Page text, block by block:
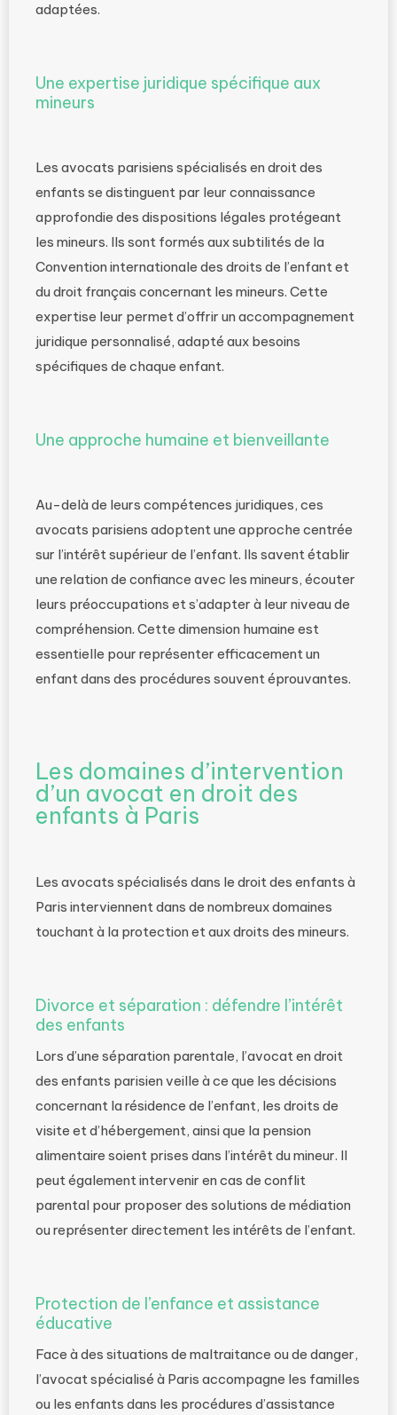
adaptées.
Une expertise juridique spécifique aux
mineurs
Les avocats parisiens spécialisés en droit des
enfants se distinguent par leur connaissance
approfondie des dispositions légales protégeant
les mineurs. Ils sont formés aux subtilités de la
Convention internationale des droits de l’enfant et
du droit français concernant les mineurs. Cette
expertise leur permet d’offrir un accompagnement
juridique personnalisé, adapté aux besoins
spécifiques de chaque enfant.
Une approche humaine et bienveillante
Au-delà de leurs compétences juridiques, ces
avocats parisiens adoptent une approche centrée
sur l’intérêt supérieur de l’enfant. Ils savent établir
une relation de confiance avec les mineurs, écouter
leurs préoccupations et s’adapter à leur niveau de
compréhension. Cette dimension humaine est
essentielle pour représenter efficacement un
enfant dans des procédures souvent éprouvantes.
Les domaines d’intervention
d’un avocat en droit des
enfants à Paris
Les avocats spécialisés dans le droit des enfants à
Paris interviennent dans de nombreux domaines
touchant à la protection et aux droits des mineurs.
Divorce et séparation : défendre l’intérêt
des enfants
Lors d’une séparation parentale, l’avocat en droit
des enfants parisien veille à ce que les décisions
concernant la résidence de l’enfant, les droits de
visite et d’hébergement, ainsi que la pension
alimentaire soient prises dans l’intérêt du mineur. Il
peut également intervenir en cas de conflit
parental pour proposer des solutions de médiation
ou représenter directement les intérêts de l’enfant.
Protection de l’enfance et assistance
éducative
Face à des situations de maltraitance ou de danger,
l’avocat spécialisé à Paris accompagne les familles
ou les enfants dans les procédures d’assistance